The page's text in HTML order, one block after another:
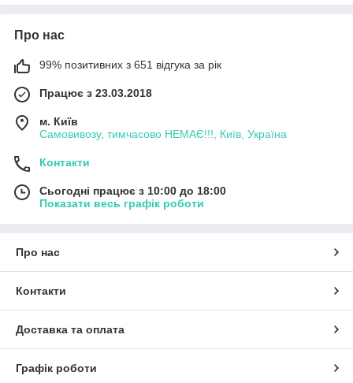
Про нас
99% позитивних з 651 відгука за рік
Працює з 23.03.2018
м. Київ
Самовивозу, тимчасово НЕМАЄ!!!, Київ, Україна
Контакти
Сьогодні працює з 10:00 до 18:00
Показати весь графік роботи
Про нас
Контакти
Доставка та оплата
Графік роботи